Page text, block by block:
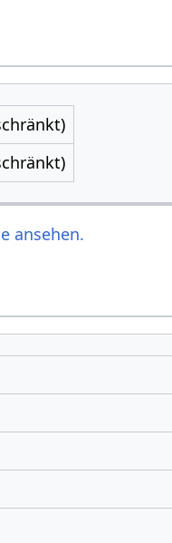
ansehen.